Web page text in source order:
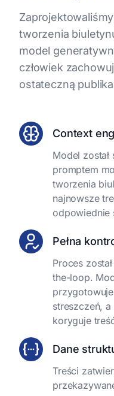
tworzenia
model
człowiek
ostateczną
Context
Model
promptem
tworzenia
najnowsze
odpowiednie
Pełna
Proces
the-loop.
streszczeń,
koryguje
Dane
Treści